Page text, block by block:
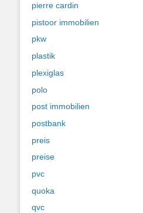
pierre cardin
pistoor immobilien
pkw
plastik
plexiglas
polo
post immobilien
postbank
preis
preise
pvc
quoka
qvc